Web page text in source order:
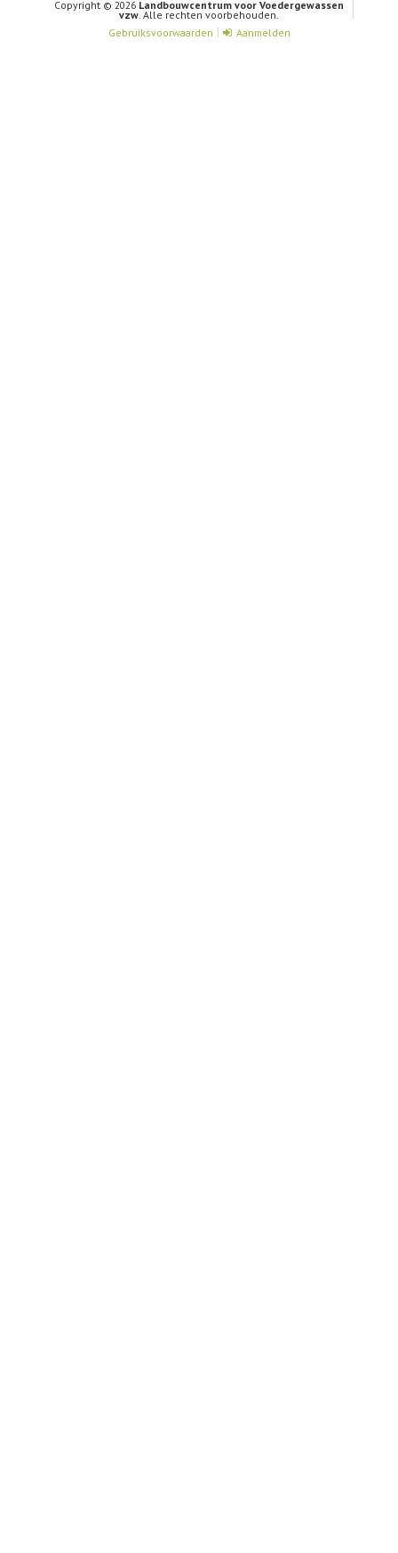
Copyright © 2026 Landbouwcentrum voor Voedergewassen
vzw. Alle rechten voorbehouden.
Gebruiksvoorwaarden
Aanmelden